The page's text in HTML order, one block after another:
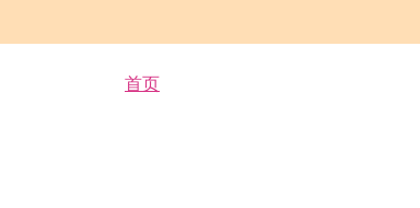
面包屑
首页